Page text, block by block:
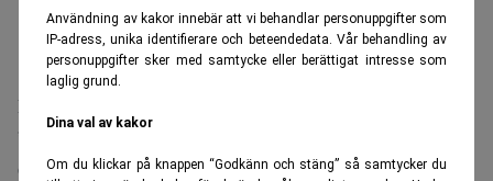
Användning av kakor innebär att vi behandlar personuppgifter som
IP-adress, unika identifierare och beteendedata. Vår behandling av
personuppgifter sker med samtycke eller berättigat intresse som
laglig grund.
Dina val av kakor
Om du klickar på knappen “Godkänn och stäng” så samtycker du
Enligt UBS beräkningar väntas de så kallade
”hyperskalarnas” investeringar stiga 76 procent i år till
673 miljarder dollar, men bara 25 procent nästa år och